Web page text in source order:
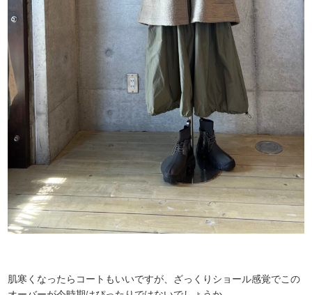
肌寒くなったらコートもいいですが、ざっくりショール感覚でこの